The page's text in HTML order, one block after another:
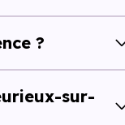
(69210)ne se
du
?
sur-